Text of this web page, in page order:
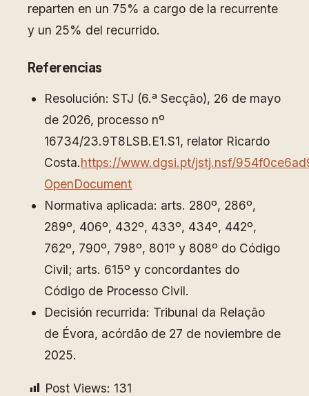
reparten en un 75% a cargo de la recurrente
y un 25% del recurrido.
Referencias
Resolución: STJ (6.ª Secção), 26 de mayo
de 2026, processo nº
16734/23.9T8LSB.E1.S1, relator Ricardo
Costa.https://www.dgsi.pt/jstj.nsf/
OpenDocument
Normativa aplicada: arts. 280º, 286º,
289º, 406º, 432º, 433º, 434º, 442º,
762º, 790º, 798º, 801º y 808º do Código
Civil; arts. 615º y concordantes do
Código de Processo Civil.
Decisión recurrida: Tribunal da Relação
de Évora, acórdão de 27 de noviembre de
2025.
Post Views: 131